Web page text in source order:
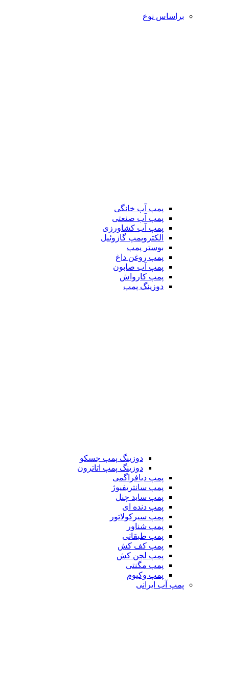
براساس نوع
پمپ آب خانگی
پمپ آب صنعتی
پمپ آب کشاورزی
الکتروپمپ گازوئیل
بوستر پمپ
پمپ روغن داغ
پمپ آب صابون
پمپ کارواش
دوزینگ پمپ
دوزینگ پمپ جسکو
دوزینگ پمپ اتاترون
پمپ دیافراگمی
پمپ سانتریفیوژ
پمپ ساید چنل
پمپ دنده ای
پمپ سیرکولاتور
پمپ شناور
پمپ طبقاتی
پمپ کف کش
پمپ لجن کش
پمپ مگنتی
پمپ وکیوم
پمپ آب ایرانی